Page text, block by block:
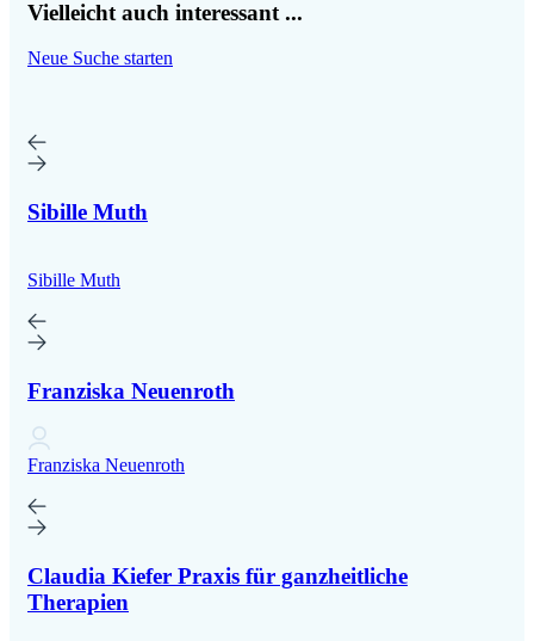
Vielleicht auch interessant ...
Neue Suche starten
Sibille Muth
Sibille Muth
Franziska Neuenroth
Franziska Neuenroth
Claudia Kiefer Praxis für ganzheitliche
Therapien